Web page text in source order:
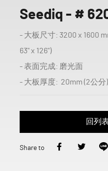
Seediq - #
- 大板尺寸: 3200 x 1600
63" x 126")
- 表面完成: 磨光面
- 大板厚度: 20mm (2公分
回列
Share to